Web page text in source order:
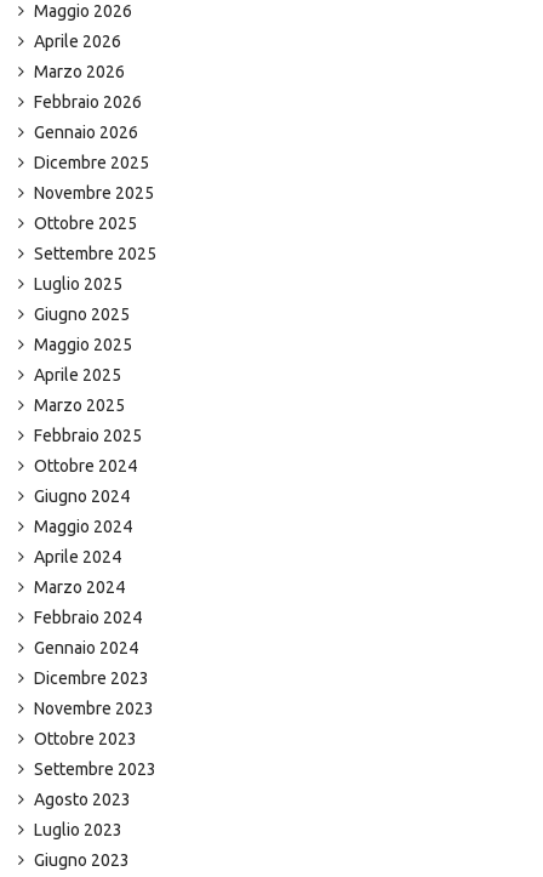
Maggio 2026
Aprile 2026
Marzo 2026
Febbraio 2026
Gennaio 2026
Dicembre 2025
Novembre 2025
Ottobre 2025
Settembre 2025
Luglio 2025
Giugno 2025
Maggio 2025
Aprile 2025
Marzo 2025
Febbraio 2025
Ottobre 2024
Giugno 2024
Maggio 2024
Aprile 2024
Marzo 2024
Febbraio 2024
Gennaio 2024
Dicembre 2023
Novembre 2023
Ottobre 2023
Settembre 2023
Agosto 2023
Luglio 2023
Giugno 2023